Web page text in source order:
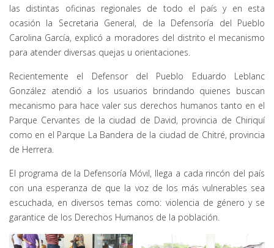
las distintas oficinas regionales de todo el país y en esta
ocasión la Secretaria General, de la Defensoría del Pueblo
Carolina García, explicó a moradores del distrito el mecanismo
para atender diversas quejas u orientaciones.
Recientemente el Defensor del Pueblo Eduardo Leblanc
González atendió a los usuarios brindando quienes buscan
mecanismo para hace valer sus derechos humanos tanto en el
Parque Cervantes de la ciudad de David, provincia de Chiriquí
como en el Parque La Bandera de la ciudad de Chitré, provincia
de Herrera.
El programa de la Defensoría Móvil, llega a cada rincón del país
con una esperanza de que la voz de los más vulnerables sea
escuchada, en diversos temas como: violencia de género y se
garantice de los Derechos Humanos de la población.